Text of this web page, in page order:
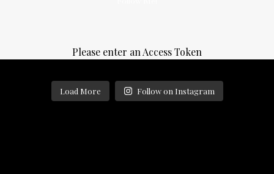
Please enter an Access Token
Load More Follow on Instagram